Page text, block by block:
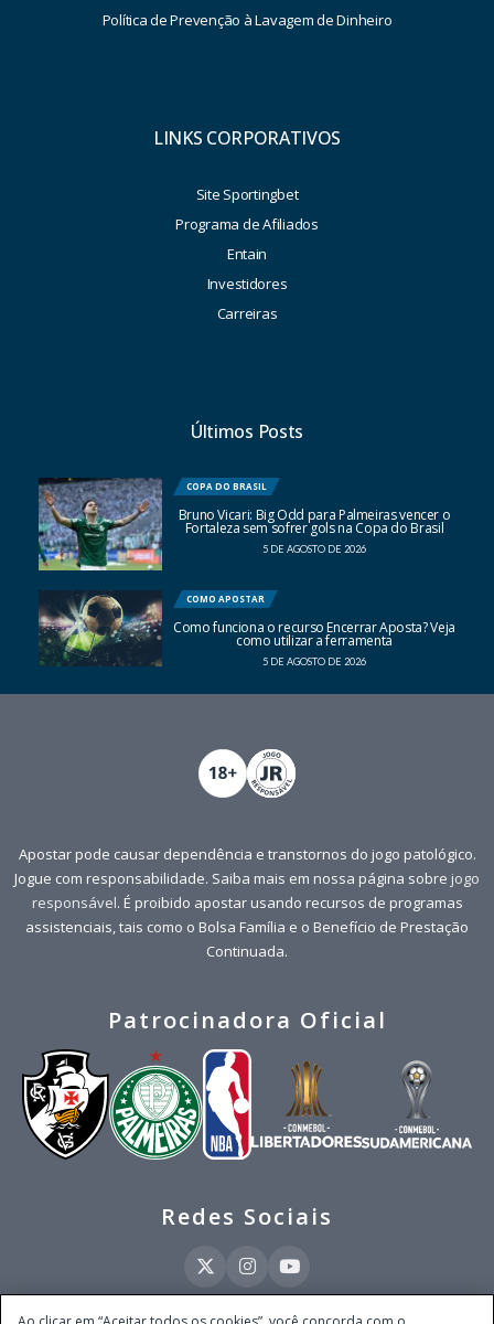
Política de Prevenção à Lavagem de Dinheiro
LINKS CORPORATIVOS
Site Sportingbet
Programa de Afiliados
Entain
Investidores
Carreiras
Últimos Posts
COPA DO BRASIL
Bruno Vicari: Big Odd para Palmeiras vencer o
Fortaleza sem sofrer gols na Copa do Brasil
5 DE AGOSTO DE 2026
COMO APOSTAR
Como funciona o recurso Encerrar Aposta? Veja
como utilizar a ferramenta
5 DE AGOSTO DE 2026
Apostar pode causar dependência e transtornos do jogo patológico.
Jogue com responsabilidade. Saiba mais em nossa página sobre jogo
responsável. É proibido apostar usando recursos de programas
assistenciais, tais como o Bolsa Família e o Benefício de Prestação
Continuada.
Patrocinadora Oficial
Redes Sociais